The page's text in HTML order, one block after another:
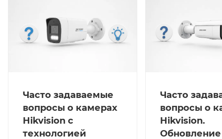
Часто задаваемые
вопросы о камерах
Hikvision с
технологией
Часто
вопросы о
Hikvision.
Обновление